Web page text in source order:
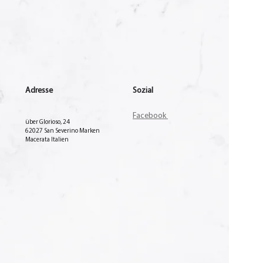
Adresse
über Glorioso, 24
62027 San Severino Marken
Macerata Italien
Sozial
Facebook